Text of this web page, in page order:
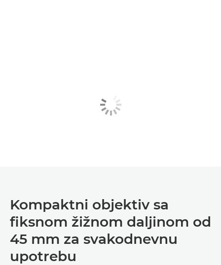
Kompaktni objektiv sa
fiksnom žižnom daljinom od
45 mm za svakodnevnu
upotrebu